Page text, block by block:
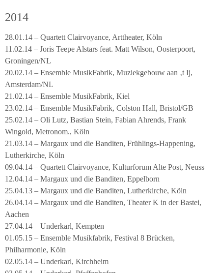
2014
28.01.14 – Quartett Clairvoyance, Arttheater, Köln
11.02.14 – Joris Teepe Alstars feat. Matt Wilson, Oosterpoort,
Groningen/NL
20.02.14 – Ensemble MusikFabrik, Muziekgebouw aan ‚t Ij,
Amsterdam/NL
21.02.14 – Ensemble MusikFabrik, Kiel
23.02.14 – Ensemble MusikFabrik, Colston Hall, Bristol/GB
25.02.14 – Oli Lutz, Bastian Stein, Fabian Ahrends, Frank
Wingold, Metronom., Köln
21.03.14 – Margaux und die Banditen, Frühlings-Happening,
Lutherkirche, Köln
09.04.14 – Quartett Clairvoyance, Kulturforum Alte Post, Neuss
12.04.14 – Margaux und die Banditen, Eppelborn
25.04.13 – Margaux und die Banditen, Lutherkirche, Köln
26.04.14 – Margaux und die Banditen, Theater K in der Bastei,
Aachen
27.04.14 – Underkarl, Kempten
01.05.15 – Ensemble Musikfabrik, Festival 8 Brücken,
Philharmonie, Köln
02.05.14 – Underkarl, Kirchheim